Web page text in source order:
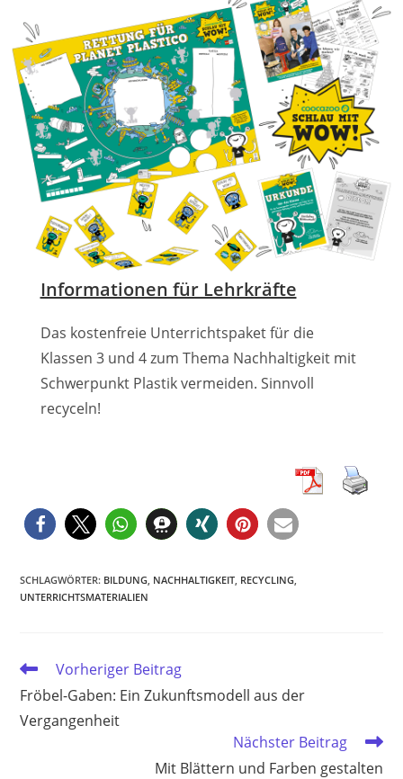
Informationen für Lehrkräfte
Das kostenfreie Unterrichtspaket für die
Klassen 3 und 4 zum Thema Nachhaltigkeit mit
Schwerpunkt Plastik vermeiden. Sinnvoll
recyceln!
SCHLAGWÖRTER: BILDUNG NACHHALTIGKEIT RECYCLING
UNTERRICHTSMATERIALIEN
Weitere
ansehen
Vorheriger Beitrag
Fröbel-Gaben: Ein Zukunftsmodell aus der
Vergangenheit
Nächster Beitrag
Mit Blättern und Farben gestalten